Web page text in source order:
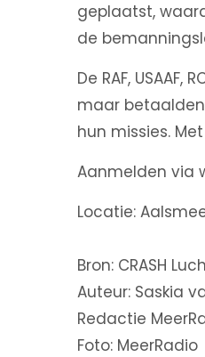
geplaatst,
de
De RAF,
maar
hun missies.
Aanmelden via
Locatie:
Bron: CRASH
Auteur: Saskia
Redactie
Foto: MeerRadio